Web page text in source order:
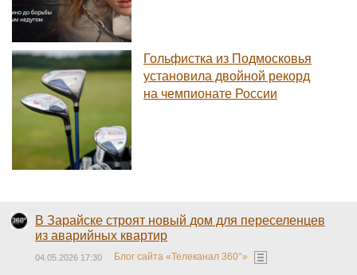
Гольфистка из Подмосковья
установила двойной рекорд
на чемпионате России
В Зарайске строят новый дом для переселенцев
из аварийных квартир
04.05.2026 17:30 Блог сайта «Телеканал 360°»